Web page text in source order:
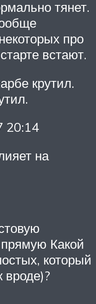
тянет.
про
встают.
крутил.
20:14
на
прямую Какой
который
вроде)?